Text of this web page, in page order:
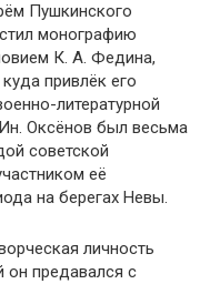
Пушкинского
монографию
К. А. Федина,
привлёк его
литературной
Оксёнов был весьма
советской
её
на берегах Невы.
личность
он предавался с